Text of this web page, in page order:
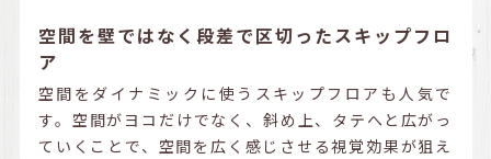
空間を壁ではなく段差で区切ったスキップフロ
ア
空間をダイナミックに使うスキップフロアも人気で
す。空間がヨコだけでなく、斜め上、タテへと広がっ
ていくことで、空間を広く感じさせる視覚効果が狙え